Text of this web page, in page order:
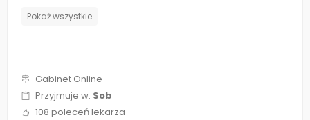
Pokaż wszystkie
Gabinet Online
Przyjmuje w: Sob
108 poleceń lekarza